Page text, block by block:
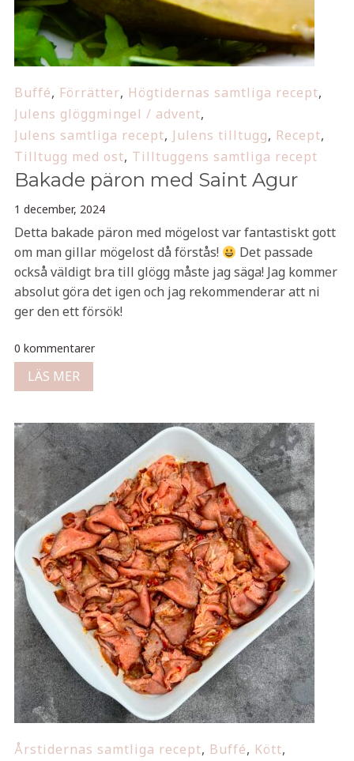
Buffé, Förrätter, Högtidernas samtliga recept,
Julens glöggmingel / advent,
Julens samtliga recept, Julens tilltugg, Recept,
Tilltugg med ost, Tilltuggens samtliga recept
Bakade päron med Saint Agur
1 december, 2024
Detta bakade päron med mögelost var fantastiskt gott
om man gillar mögelost då förstås!
Det passade
också väldigt bra till glögg måste jag säga! Jag kommer
absolut göra det igen och jag rekommenderar att ni
ger den ett försök!
0 kommentarer
LÄS MER
Årstidernas samtliga recept, Buffé, Kött,